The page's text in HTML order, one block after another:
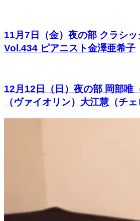
11月7日（金）夜の部 クラシ
Vol.434 ピアニスト金澤亜希子
12月12日（日）夜の部 岡部唯
（ヴァイオリン）大江慧（チェ